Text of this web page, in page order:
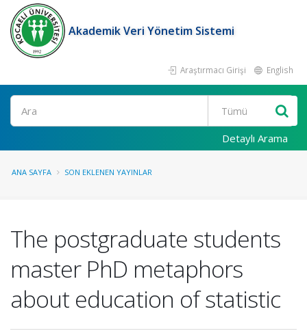
Akademik Veri Yönetim Sistemi
Araştırmacı Girişi English
Ara
Detaylı Arama
ANA SAYFA SON EKLENEN YAYINLAR
The postgraduate students
master PhD metaphors
about education of statistic